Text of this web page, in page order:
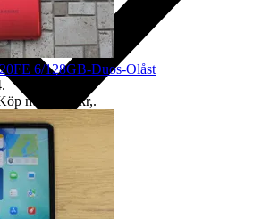
6/128GB-Duos-Olåst
.
nu 1 599 kr,.